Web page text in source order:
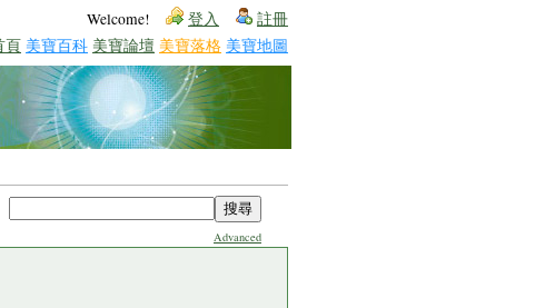
Welcome! 登入 註冊
頁 美寶百科 美寶論壇 美寶落格 美寶地圖
Advanced